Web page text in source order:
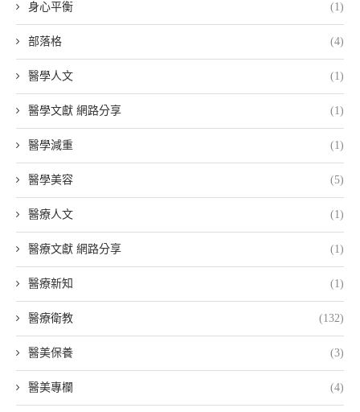
身心平衡 (1)
部落格 (4)
醫學人文 (1)
醫學文獻 網路分享 (1)
醫學減重 (1)
醫學美容 (5)
醫療人文 (1)
醫療文獻 網路分享 (1)
醫療新知 (1)
醫療衛教 (132)
醫美保養 (3)
醫美專欄 (4)